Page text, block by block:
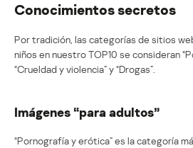
Conocimientos secretos
Por tradición, las categorías de sitios
niños en nuestro TOP10 se consideran
“Crueldad y violencia” y “Drogas”.
Imágenes “para adultos”
“Pornografía y erótica” es la categoría